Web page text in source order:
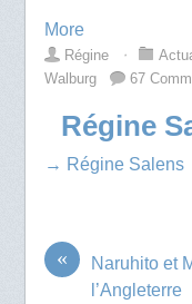
More
Régine ⋅
Walburg
67
Régine
→ Régine Salens
«
Naruhito et
l’Angleterre